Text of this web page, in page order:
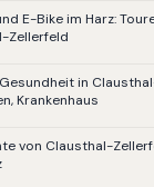
E-Bike im Harz:
Zellerfeld
in
Krankenhaus
von Clausthal-